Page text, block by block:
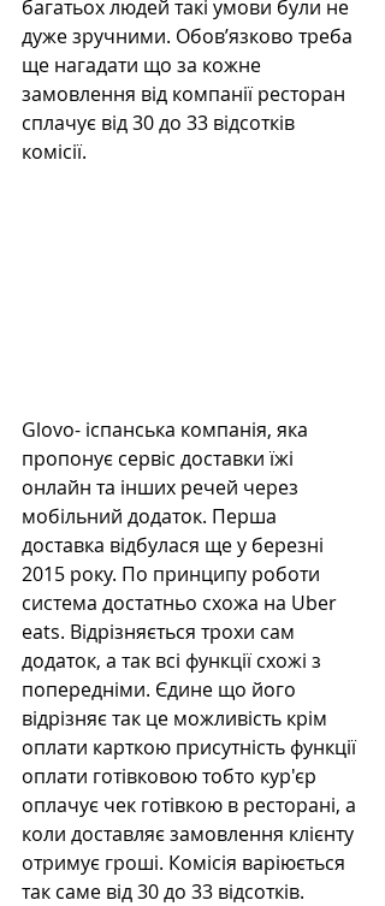
багатьох людей такі умови були не
дуже зручними. Обов’язково треба
ще нагадати що за кожне
замовлення від компанії ресторан
сплачує від 30 до 33 відсотків
комісії.
Glovo- іспанська компанія, яка
пропонує сервіс доставки їжі
онлайн та інших речей через
мобільний додаток. Перша
доставка відбулася ще у березні
2015 року. По принципу роботи
система достатньо схожа на Uber
eats. Відрізняється трохи сам
додаток, а так всі функції схожі з
попередніми. Єдине що його
відрізняє так це можливість крім
оплати карткою присутність функції
оплати готівковою тобто кур'єр
оплачує чек готівкою в ресторані, а
коли доставляє замовлення клієнту
отримує гроші. Комісія варіюється
так саме від 30 до 33 відсотків.